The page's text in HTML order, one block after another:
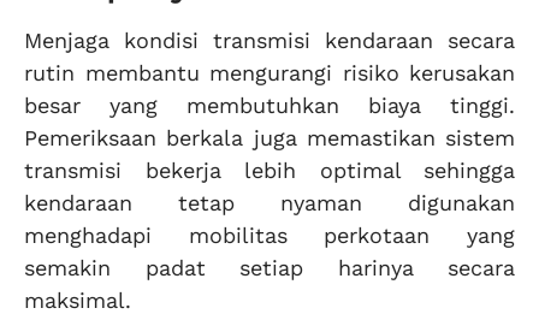
Menjaga kondisi transmisi kendaraan secara
rutin membantu mengurangi risiko kerusakan
besar yang membutuhkan biaya tinggi.
Pemeriksaan berkala juga memastikan sistem
transmisi bekerja lebih optimal sehingga
kendaraan tetap nyaman digunakan
menghadapi mobilitas perkotaan yang
semakin padat setiap harinya secara
maksimal.